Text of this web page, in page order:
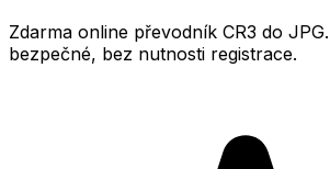
Zdarma online převodník CR3 do
bezpečné, bez nutnosti registrace.